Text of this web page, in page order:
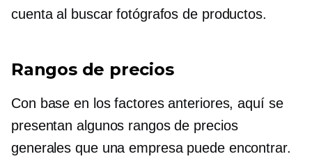
cuenta al buscar fotógrafos de productos.
Rangos de precios
Con base en los factores anteriores, aquí se
presentan algunos rangos de precios
generales que una empresa puede encontrar.